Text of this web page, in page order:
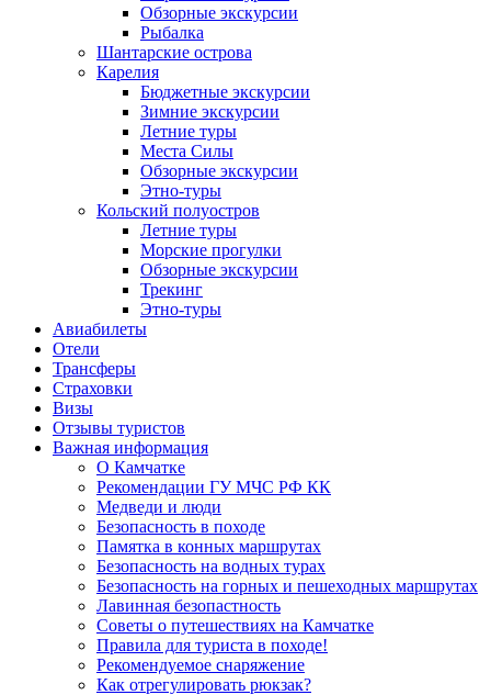
Обзорные экскурсии
Рыбалка
Шантарские острова
Карелия
Бюджетные экскурсии
Зимние экскурсии
Летние туры
Места Силы
Обзорные экскурсии
Этно-туры
Кольский полуостров
Летние туры
Морские прогулки
Обзорные экскурсии
Трекинг
Этно-туры
Авиабилеты
Отели
Трансферы
Страховки
Визы
Отзывы туристов
Важная информация
О Камчатке
Рекомендации ГУ МЧС РФ КК
Медведи и люди
Безопасность в походе
Памятка в конных маршрутах
Безопасность на водных турах
Безопасность на горных и пешеходных маршрутах
Лавинная безопастность
Советы о путешествиях на Камчатке
Правила для туриста в походе!
Рекомендуемое снаряжение
Как отрегулировать рюкзак?